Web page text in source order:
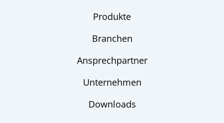
Produkte
Branchen
Ansprechpartner
Unternehmen
Downloads